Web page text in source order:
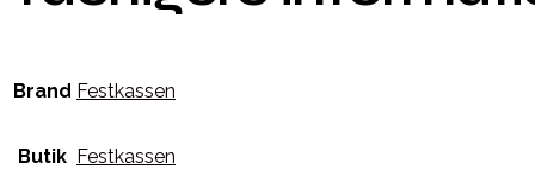
Brand Festkassen
Butik Festkassen